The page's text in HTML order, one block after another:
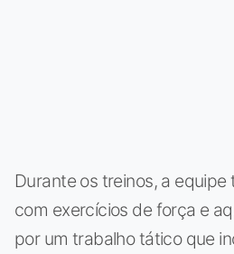
Durante os treinos, a
com exercícios de força e
por um trabalho tático que